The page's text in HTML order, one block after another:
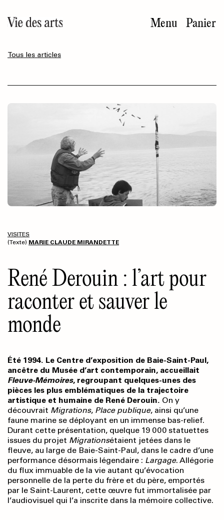
au
contenu
Menu Panier
Tous les articles
VISITES
(Texte) MARIE CLAUDE MIRANDETTE
René Derouin : l’art pour
raconter et sauver le
monde
Été 1994. Le Centre d’exposition de Baie-Saint-Paul,
ancêtre du Musée d’art contemporain, accueillait
Fleuve-Mémoires, regroupant quelques-unes des
pièces les plus emblématiques de la trajectoire
artistique et humaine de René Derouin. On y
découvrait Migrations, Place publique, ainsi qu’une
faune marine se déployant en un immense bas-relief.
Durant cette présentation, quelque 19 000 statuettes
issues du projet Migrationsétaient jetées dans le
fleuve, au large de Baie-Saint-Paul, dans le cadre d’une
performance désormais légendaire : Largage. Allégorie
du flux immuable de la vie autant qu’évocation
personnelle de la perte du frère et du père, emportés
par le Saint-Laurent, cette œuvre fut immortalisée par
l’audiovisuel qui l’a inscrite dans la mémoire collective.